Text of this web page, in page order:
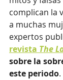
complican la
a muchas
expertos
revista The
sobre la
este periodo.